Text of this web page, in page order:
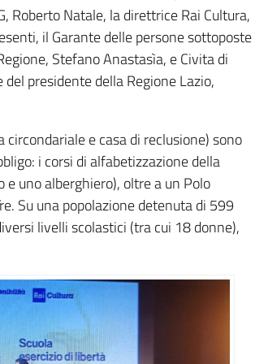
Roberto Natale, la direttrice Rai Cultura,
il Garante delle persone sottoposte
Stefano Anastasìa, e Civita di
presidente della Regione Lazio,
e casa di reclusione) sono
i corsi di alfabetizzazione della
uno alberghiero), oltre a un Polo
Su una popolazione detenuta di 599
livelli scolastici (tra cui 18 donne),